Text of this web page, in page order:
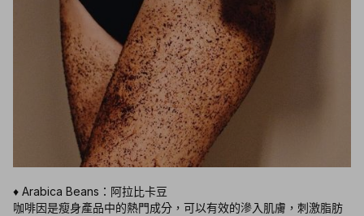
♦ Arabica Beans：阿拉比卡豆
咖啡因是瘦身產品中的熱門成分，可以有效的滲入肌膚，刺激脂肪